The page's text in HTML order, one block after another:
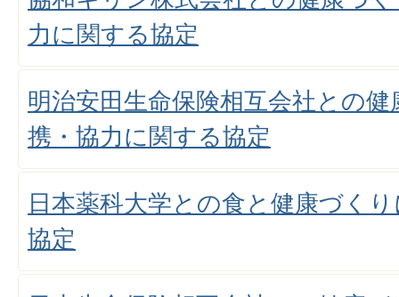
力に関する協定
明治安田生命保険相互会社との
携・協力に関する協定
日本薬科大学との食と健康づく
協定